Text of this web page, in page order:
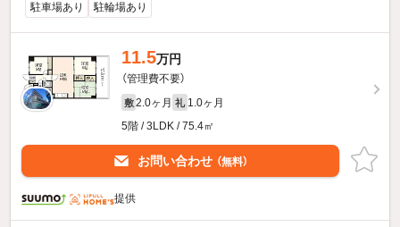
駐車場あり
駐輪場あり
11.5万円
（管理費不要）
敷 2.0ヶ月 礼 1.0ヶ月
5階 / 3LDK / 75.4㎡
お問い合わせ （無料）
提供